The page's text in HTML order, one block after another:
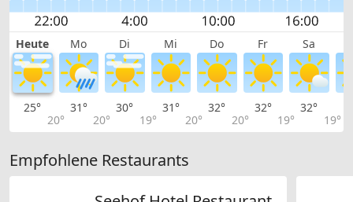
Heute Mo Di Mi Do Fr Sa
25°
20°
31°
20°
30°
19°
31°
20°
32°
20°
32°
19°
32°
19°
Empfohlene Restaurants